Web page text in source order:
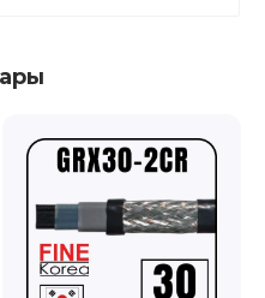
деформации и
кровля может начать